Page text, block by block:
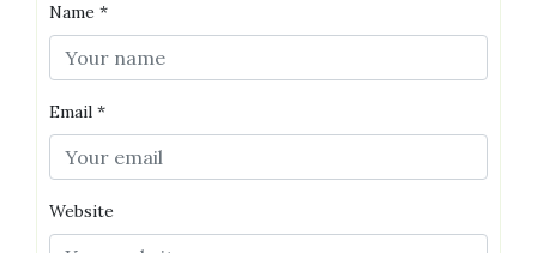
Name *
Email *
Website